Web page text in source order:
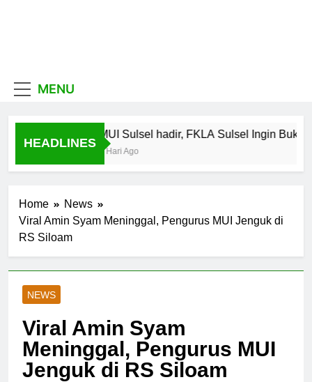
MENU
HEADLINES
MUI Sulsel hadir, FKLA Sulsel Ingin
7 Hari Ago
Home
News
Viral Amin Syam Meninggal, Pengurus MUI Jenguk di
RS Siloam
NEWS
Viral Amin Syam
Meninggal, Pengurus MUI
Jenguk di RS Siloam